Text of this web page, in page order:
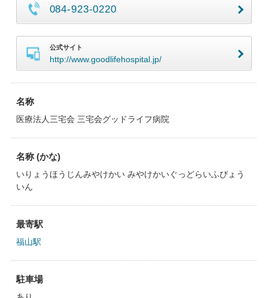
084-923-0220
公式サイト
http://www.goodlifehospital.jp/
名称
医療法人三宅会 三宅会グッドライフ病院
名称 (かな)
いりょうほうじんみやけかい みやけかいぐっどらいふびょう
いん
最寄駅
福山駅
駐車場